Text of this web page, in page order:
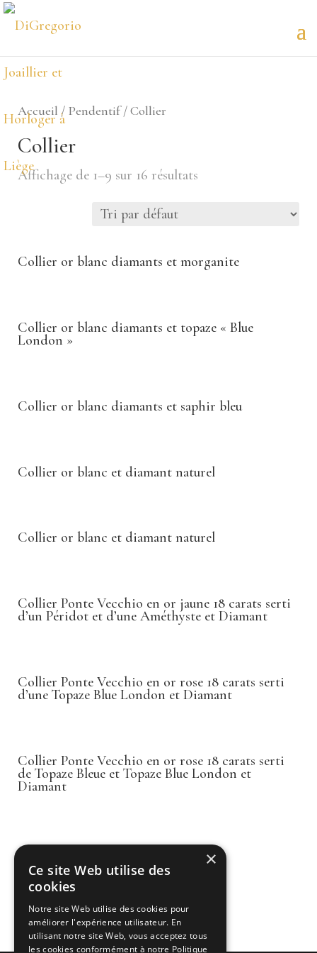
Accueil / Pendentif/ Collier
Collier
Affichage de 1–9 sur 16 résultats
Collier or blanc diamants et morganite
Collier or blanc diamants et topaze « Blue
London »
Collier or blanc diamants et saphir bleu
Collier or blanc et diamant naturel
Collier or blanc et diamant naturel
Collier Ponte Vecchio en or jaune 18 carats serti
d’un Péridot et d’une Améthyste et Diamant
Collier Ponte Vecchio en or rose 18 carats serti
d’une Topaze Blue London et Diamant
Collier Ponte Vecchio en or rose 18 carats serti
de Topaze Bleue et Topaze Blue London et
Diamant
Collier or blanc et diamant naturel
1 2 →
×
Ce site Web utilise des
cookies
Notre site Web utilise des cookies pour
améliorer l'expérience utilisateur. En
utilisant notre site Web, vous acceptez tous
les cookies conformément à notre Politique